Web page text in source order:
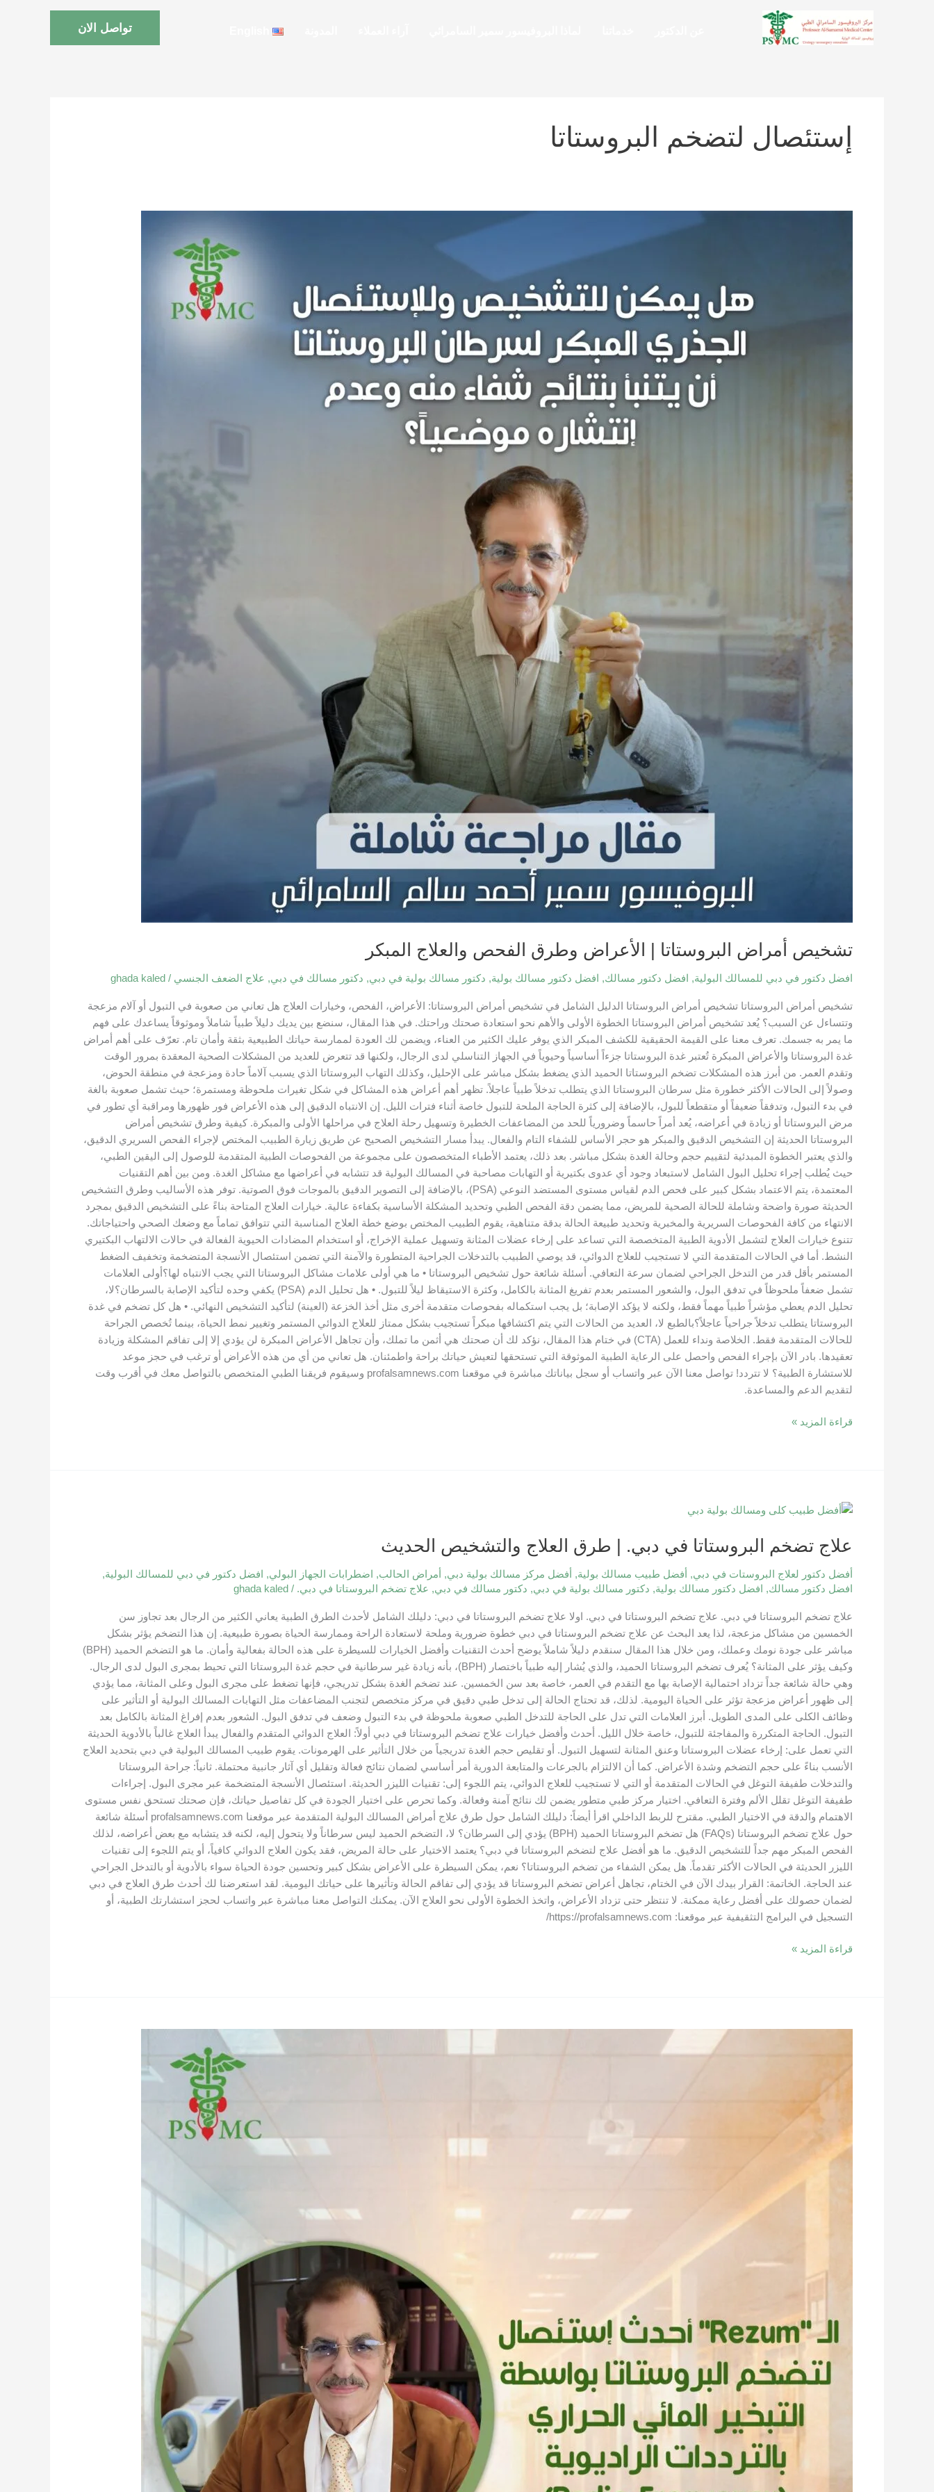
تواصل الان
إستئصال لتضخم البروستاتا
تشخيص أمراض البروستاتا | الأعراض وطرق الفحص والعلاج المبكر
افضل دكتور في دبي للمسالك البولية, افضل دكتور مسالك, افضل دكتور مسالك بولية, دكتور مسالك بولية في دبي, دكتور مسالك في دبي, علاج الضعف الجنسي /
ghada kaled
تشخيص أمراض البروستاتا تشخيص أمراض البروستاتا الدليل الشامل في تشخيص أمراض البروستاتا: الأعراض، الفحص، وخيارات العلاج هل تعاني من صعوبة في التبول أو آلام مزعجة
وتتساءل عن السبب؟ يُعد تشخيص أمراض البروستاتا الخطوة الأولى والأهم نحو استعادة صحتك وراحتك. في هذا المقال، سنضع بين يديك دليلاً طبياً شاملاً وموثوقاً يساعدك على فهم
ما يمر به جسمك. تعرف معنا على القيمة الحقيقية للكشف المبكر الذي يوفر عليك الكثير من العناء، ويضمن لك العودة لممارسة حياتك الطبيعية بثقة وأمان تام. تعرّف على أهم أمراض
غدة البروستاتا والأعراض المبكرة تُعتبر غدة البروستاتا جزءاً أساسياً وحيوياً في الجهاز التناسلي لدى الرجال، ولكنها قد تتعرض للعديد من المشكلات الصحية المعقدة بمرور الوقت
وتقدم العمر. من أبرز هذه المشكلات تضخم البروستاتا الحميد الذي يضغط بشكل مباشر على الإحليل، وكذلك التهاب البروستاتا الذي يسبب آلاماً حادة ومزعجة في منطقة الحوض،
وصولاً إلى الحالات الأكثر خطورة مثل سرطان البروستاتا الذي يتطلب تدخلاً طبياً عاجلاً. تظهر أهم أعراض هذه المشاكل في شكل تغيرات ملحوظة ومستمرة؛ حيث تشمل صعوبة بالغة
في بدء التبول، وتدفقاً ضعيفاً أو متقطعاً للبول، بالإضافة إلى كثرة الحاجة الملحة للتبول خاصة أثناء فترات الليل. إن الانتباه الدقيق إلى هذه الأعراض فور ظهورها ومراقبة أي تطور في
مرض البروستاتا أو زيادة في أعراضه، يُعد أمراً حاسماً وضرورياً للحد من المضاعفات الخطيرة وتسهيل رحلة العلاج في مراحلها الأولى والمبكرة. كيفية وطرق تشخيص أمراض
البروستاتا الحديثة إن التشخيص الدقيق والمبكر هو حجر الأساس للشفاء التام والفعال. يبدأ مسار التشخيص الصحيح عن طريق زيارة الطبيب المختص لإجراء الفحص السريري الدقيق،
والذي يعتبر الخطوة المبدئية لتقييم حجم وحالة الغدة بشكل مباشر. بعد ذلك، يعتمد الأطباء المتخصصون على مجموعة من الفحوصات الطبية المتقدمة للوصول إلى اليقين الطبي،
حيث يُطلب إجراء تحليل البول الشامل لاستبعاد وجود أي عدوى بكتيرية أو التهابات مصاحبة في المسالك البولية قد تتشابه في أعراضها مع مشاكل الغدة. ومن بين أهم التقنيات
المعتمدة، يتم الاعتماد بشكل كبير على فحص الدم لقياس مستوى المستضد النوعي (PSA)، بالإضافة إلى التصوير الدقيق بالموجات فوق الصوتية. توفر هذه الأساليب وطرق التشخيص
الحديثة صورة واضحة وشاملة للحالة الصحية للمريض، مما يضمن دقة الفحص الطبي وتحديد المشكلة الأساسية بكفاءة عالية. خيارات العلاج المتاحة بناءً على التشخيص الدقيق بمجرد
الانتهاء من كافة الفحوصات السريرية والمخبرية وتحديد طبيعة الحالة بدقة متناهية، يقوم الطبيب المختص بوضع خطة العلاج المناسبة التي تتوافق تماماً مع وضعك الصحي واحتياجاتك.
تتنوع خيارات العلاج لتشمل الأدوية الطبية المتخصصة التي تساعد على إرخاء عضلات المثانة وتسهيل عملية الإخراج، أو استخدام المضادات الحيوية الفعالة في حالات الالتهاب البكتيري
النشط. أما في الحالات المتقدمة التي لا تستجيب للعلاج الدوائي، قد يوصي الطبيب بالتدخلات الجراحية المتطورة والآمنة التي تضمن استئصال الأنسجة المتضخمة وتخفيف الضغط
المستمر بأقل قدر من التدخل الجراحي لضمان سرعة التعافي. أسئلة شائعة حول تشخيص البروستاتا • ما هي أولى علامات مشاكل البروستاتا التي يجب الانتباه لها؟أولى العلامات
تشمل ضعفاً ملحوظاً في تدفق البول، والشعور المستمر بعدم تفريغ المثانة بالكامل، وكثرة الاستيقاظ ليلاً للتبول. • هل تحليل الدم (PSA) يكفي وحده لتأكيد الإصابة بالسرطان؟لا،
تحليل الدم يعطي مؤشراً طبياً مهماً فقط، ولكنه لا يؤكد الإصابة؛ بل يجب استكماله بفحوصات متقدمة أخرى مثل أخذ الخزعة (العينة) لتأكيد التشخيص النهائي. • هل كل تضخم في غدة
البروستاتا يتطلب تدخلاً جراحياً عاجلاً؟بالطبع لا، العديد من الحالات التي يتم اكتشافها مبكراً تستجيب بشكل ممتاز للعلاج الدوائي المستمر وتغيير نمط الحياة، بينما تُخصص الجراحة
للحالات المتقدمة فقط. الخلاصة ونداء للعمل (CTA) في ختام هذا المقال، نؤكد لك أن صحتك هي أثمن ما تملك، وأن تجاهل الأعراض المبكرة لن يؤدي إلا إلى تفاقم المشكلة وزيادة
تعقيدها. بادر الآن بإجراء الفحص واحصل على الرعاية الطبية الموثوقة التي تستحقها لتعيش حياتك براحة واطمئنان. هل تعاني من أي من هذه الأعراض أو ترغب في حجز موعد
للاستشارة الطبية؟ لا تتردد! تواصل معنا الآن عبر واتساب أو سجل بياناتك مباشرة في موقعنا profalsamnews.com وسيقوم فريقنا الطبي المتخصص بالتواصل معك في أقرب وقت
لتقديم الدعم والمساعدة.
قراءة المزيد »
علاج تضخم البروستاتا في دبي. | طرق العلاج والتشخيص الحديث
أفضل دكتور لعلاج البروستات في دبي, أفضل طبيب مسالك بولية, أفضل مركز مسالك بولية دبي, أمراض الحالب, اضطرابات الجهاز البولي, افضل دكتور في دبي للمسالك البولية,
افضل دكتور مسالك, افضل دكتور مسالك بولية, دكتور مسالك بولية في دبي, دكتور مسالك في دبي, علاج تضخم البروستاتا في دبي. /
ghada kaled
علاج تضخم البروستاتا في دبي. علاج تضخم البروستاتا في دبي. اولا علاج تضخم البروستاتا في دبي: دليلك الشامل لأحدث الطرق الطبية يعاني الكثير من الرجال بعد تجاوز سن
الخمسين من مشاكل مزعجة، لذا يعد البحث عن علاج تضخم البروستاتا في دبي خطوة ضرورية وملحة لاستعادة الراحة وممارسة الحياة بصورة طبيعية. إن هذا التضخم يؤثر بشكل
مباشر على جودة نومك وعملك، ومن خلال هذا المقال سنقدم دليلاً شاملاً يوضح أحدث التقنيات وأفضل الخيارات للسيطرة على هذه الحالة بفعالية وأمان. ما هو التضخم الحميد (BPH)
وكيف يؤثر على المثانة؟ يُعرف تضخم البروستاتا الحميد، والذي يُشار إليه طبياً باختصار (BPH)، بأنه زيادة غير سرطانية في حجم غدة البروستاتا التي تحيط بمجرى البول لدى الرجال.
وهي حالة شائعة جداً تزداد احتمالية الإصابة بها مع التقدم في العمر، خاصة بعد سن الخمسين. عند تضخم الغدة بشكل تدريجي، فإنها تضغط على مجرى البول وعلى المثانة، مما يؤدي
إلى ظهور أعراض مزعجة تؤثر على الحياة اليومية. لذلك، قد تحتاج الحالة إلى تدخل طبي دقيق في مركز متخصص لتجنب المضاعفات مثل التهابات المسالك البولية أو التأثير على
وظائف الكلى على المدى الطويل. أبرز العلامات التي تدل على الحاجة للتدخل الطبي صعوبة ملحوظة في بدء التبول وضعف في تدفق البول. الشعور بعدم إفراغ المثانة بالكامل بعد
التبول. الحاجة المتكررة والمفاجئة للتبول، خاصة خلال الليل. أحدث وأفضل خيارات علاج تضخم البروستاتا في دبي أولاً: العلاج الدوائي المتقدم والفعال يبدأ العلاج غالباً بالأدوية الحديثة
التي تعمل على: إرخاء عضلات البروستاتا وعنق المثانة لتسهيل التبول. أو تقليص حجم الغدة تدريجياً من خلال التأثير على الهرمونات. يقوم طبيب المسالك البولية في دبي بتحديد العلاج
الأنسب بناءً على حجم التضخم وشدة الأعراض. كما أن الالتزام بالجرعات والمتابعة الدورية أمر أساسي لضمان نتائج فعالة وتقليل أي آثار جانبية محتملة. ثانياً: جراحة البروستاتا
والتدخلات طفيفة التوغل في الحالات المتقدمة أو التي لا تستجيب للعلاج الدوائي، يتم اللجوء إلى: تقنيات الليزر الحديثة. استئصال الأنسجة المتضخمة عبر مجرى البول. إجراءات
طفيفة التوغل تقلل الألم وفترة التعافي. اختيار مركز طبي متطور يضمن لك نتائج آمنة وفعالة. وكما تحرص على اختيار الجودة في كل تفاصيل حياتك، فإن صحتك تستحق نفس مستوى
الاهتمام والدقة في الاختيار الطبي. مقترح للربط الداخلي اقرأ أيضاً: دليلك الشامل حول طرق علاج أمراض المسالك البولية المتقدمة عبر موقعنا profalsamnews.com أسئلة شائعة
حول علاج تضخم البروستاتا (FAQs) هل تضخم البروستاتا الحميد (BPH) يؤدي إلى السرطان؟ لا، التضخم الحميد ليس سرطاناً ولا يتحول إليه، لكنه قد يتشابه مع بعض أعراضه، لذلك
الفحص المبكر مهم جداً للتشخيص الدقيق. ما هو أفضل علاج لتضخم البروستاتا في دبي؟ يعتمد الاختيار على حالة المريض، فقد يكون العلاج الدوائي كافياً، أو يتم اللجوء إلى تقنيات
الليزر الحديثة في الحالات الأكثر تقدماً. هل يمكن الشفاء من تضخم البروستاتا؟ نعم، يمكن السيطرة على الأعراض بشكل كبير وتحسين جودة الحياة سواء بالأدوية أو بالتدخل الجراحي
عند الحاجة. الخاتمة: القرار بيدك الآن في الختام، تجاهل أعراض تضخم البروستاتا قد يؤدي إلى تفاقم الحالة وتأثيرها على حياتك اليومية. لقد استعرضنا لك أحدث طرق العلاج في دبي
لضمان حصولك على أفضل رعاية ممكنة. لا تنتظر حتى تزداد الأعراض، واتخذ الخطوة الأولى نحو العلاج الآن. يمكنك التواصل معنا مباشرة عبر واتساب لحجز استشارتك الطبية، أو
التسجيل في البرامج التثقيفية عبر موقعنا: https://profalsamnews.com/
علاج
البروستاتا
دبي.
|
طرق
العلاج
والتشخيص
الحديث
قراءة المزيد »
إستئصال
بواسطة
التبخير